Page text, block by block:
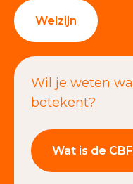
Welzijn
Wil je weten
betekent?
Wat is de